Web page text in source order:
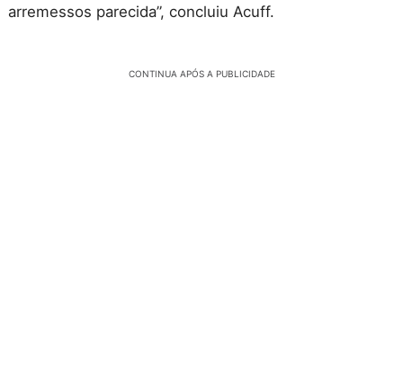
arremessos parecida”, concluiu Acuff.
CONTINUA APÓS A PUBLICIDADE